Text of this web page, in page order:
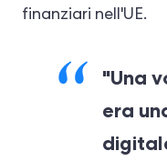
finanziari nell'UE.
"Una
era